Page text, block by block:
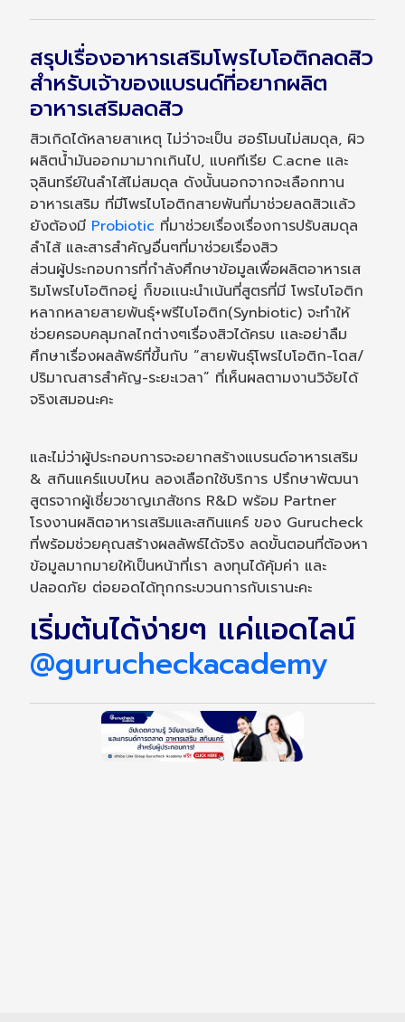
สรุปเรื่องอาหารเสริมโพรไบโอติกลดสิว
สำหรับเจ้าของแบรนด์ที่อยากผลิต
อาหารเสริมลดสิว
สิวเกิดได้หลายสาเหตุ ไม่ว่าจะเป็น ฮอร์โมนไม่สมดุล, ผิว
ผลิตน้ำมันออกมามากเกินไป, แบคทีเรีย C.acne และ
จุลินทรีย์ในลำไส้ไม่สมดุล ดังนั้นนอกจากจะเลือกทาน
อาหารเสริม ที่มีโพรไบโอติกสายพันที่มาช่วยลดสิวเเล้ว
ยังต้องมี Probiotic ที่มาช่วยเรื่องเรื่องการปรับสมดุล
ลำไส้ และสารสำคัญอื่นๆที่มาช่วยเรื่องสิว
ส่วนผู้ประกอบการที่กำลังศึกษาข้อมูลเพื่อผลิตอาหารเส
ริมโพรไบโอติกอยู่ ก็ขอเเนะนำเน้นที่สูตรที่มี โพรไบโอติก
หลากหลายสายพันธุ์+พรีไบโอติก(Synbiotic) จะทำให้
ช่วยครอบคลุมกลไกต่างๆเรื่องสิวได้ครบ เเละอย่าลืม
ศึกษาเรื่องผลลัพธ์ที่ขึ้นกับ “สายพันธุ์โพรไบโอติก-โดส/
ปริมาณสารสำคัญ-ระยะเวลา” ที่เห็นผลตามงานวิจัยได้
จริงเสมอนะคะ
และไม่ว่าผู้ประกอบการจะอยากสร้างแบรนด์อาหารเสริม
& สกินแคร์แบบไหน ลองเลือกใช้บริการ ปรึกษาพัฒนา
สูตรจากผู้เชี่ยวชาญเภสัชกร R&D พร้อม Partner
โรงงานผลิตอาหารเสริมและสกินแคร์ ของ Gurucheck
ที่พร้อมช่วยคุณสร้างผลลัพธ์ได้จริง ลดขั้นตอนที่ต้องหา
ข้อมูลมากมายให้เป็นหน้าที่เรา ลงทุนได้คุ้มค่า และ
ปลอดภัย ต่อยอดได้ทุกกระบวนการกับเรานะคะ
เริ่มต้นได้ง่ายๆ แค่แอดไลน์
@gurucheckacademy